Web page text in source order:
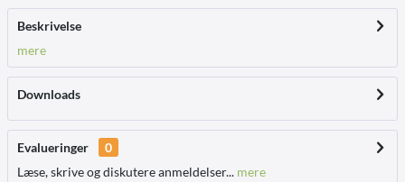
Beskrivelse
mere
Downloads
Evalueringer
0
Læse, skrive og diskutere anmeldelser... mere